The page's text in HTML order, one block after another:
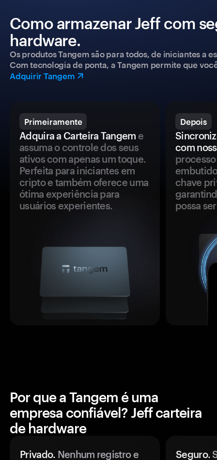
Como armazenar Jeff com
hardware.
Os produtos Tangem são para todos, de iniciantes a
Com tecnologia de ponta, a Tangem permite que
Adquirir Tangem
Primeiramente
Adquira a Carteira Tangem e
assuma o controle dos seus
ativos com apenas um toque.
Perfeita para iniciantes em
cripto e também oferece uma
ótima experiência para
usuários experientes.
Depois
com
chave
possa
Por que a Tangem é uma
empresa confiável? Jeff carteira
de hardware
Privado. Nenhum registro e Seguro.